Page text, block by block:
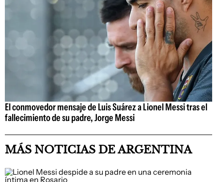
El conmovedor mensaje de Luis Suárez a Lionel Messi tras el
fallecimiento de su padre, Jorge Messi
MÁS NOTICIAS DE ARGENTINA